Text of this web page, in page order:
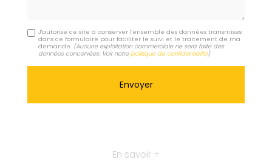
J'autorise ce site à conserver l'ensemble des données transmises
dans ce formulaire pour faciliter le suivi et le traitement de ma
demande. (Aucune exploitation commerciale ne sera faite des
données concervées. Voir notrepolitique de confidentialité)
En savoir +